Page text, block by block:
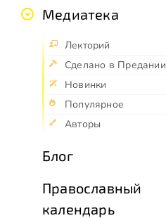
Медиатека
Лекторий
Сделано в Предании
Новинки
Популярное
Авторы
Блог
Православный
календарь